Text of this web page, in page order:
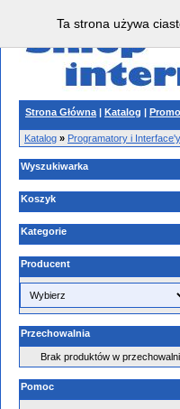
Strona Główna | Katalog |
Katalog » Programatory i Interface'y
Wyszukiwarka
Koszyk
Kategorie
Producent
Przechowalnia
Brak produktów w przechowalni
Pomoc
Ta strona używa